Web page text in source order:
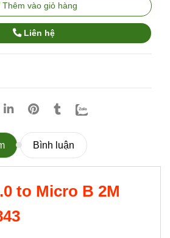
Thêm vào giỏ hàng
Liên hệ
Bình luận
to Micro B 2M